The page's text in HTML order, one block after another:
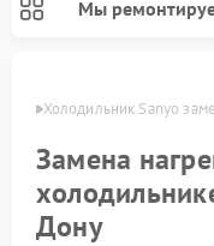
Мы
Холодильник Sanyo
Замена
Дону